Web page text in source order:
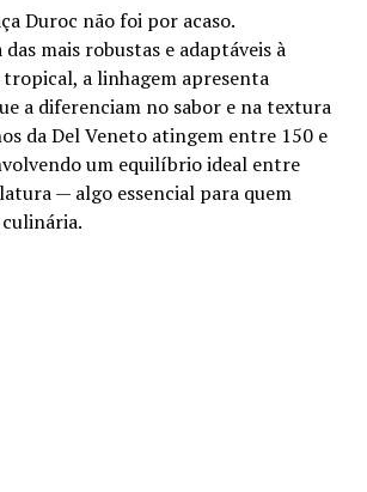
Duroc não foi por acaso.
mais robustas e adaptáveis à
a linhagem apresenta
a diferenciam no sabor e na textura
da Del Veneto atingem entre 150 e
um equilíbrio ideal entre
— algo essencial para quem